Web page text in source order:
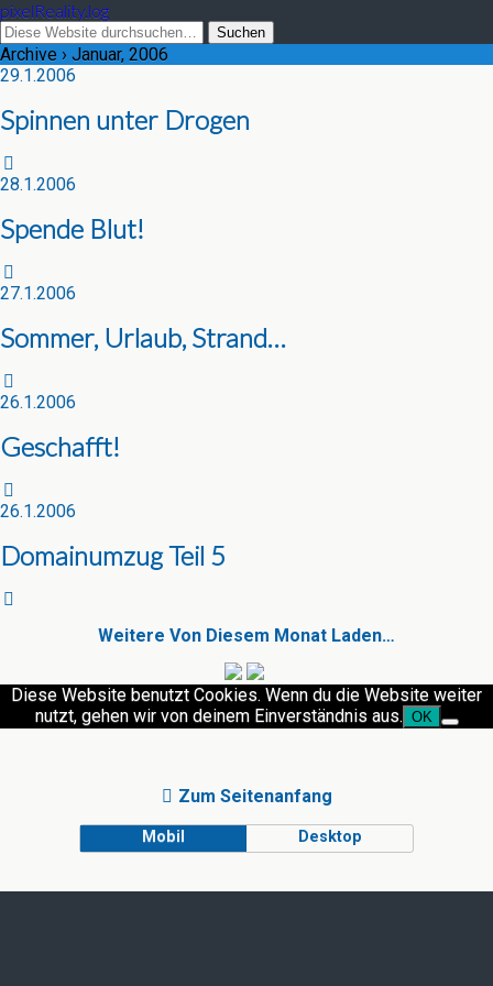
pixelReality.log
Archive › Januar, 2006
29.1.2006
Spinnen unter Drogen
28.1.2006
Spende Blut!
27.1.2006
Sommer, Urlaub, Strand…
26.1.2006
Geschafft!
26.1.2006
Domainumzug Teil 5
Weitere Von Diesem Monat Laden…
Diese Website benutzt Cookies. Wenn du die Website weiter
nutzt, gehen wir von deinem Einverständnis aus. OK
Zum Seitenanfang
Mobil Desktop